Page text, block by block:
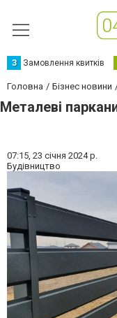
З Замовлення квитків
Головна Бізнес новини
Металеві
07:15, 23 січня 2024 р.
Будівництво